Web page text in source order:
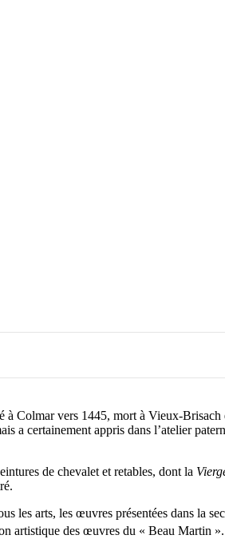
Colmar vers 1445, mort à Vieux-
a certainement appris dans l’atelier
de chevalet et retables, dont la
les arts, les œuvres présentées dans la
artistique des œuvres du « Beau Martin ».